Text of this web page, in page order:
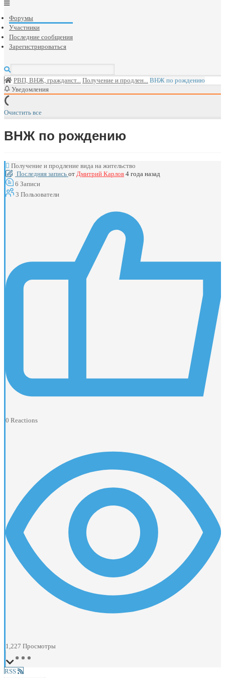
Форумы
Участники
Последние сообщения
Зарегистрироваться
РВП, ВНЖ, гражданст... Получение и продлен... ВНЖ по рождению
Уведомления
Очистить все
ВНЖ по рождению
Получение и продление вида на жительство
Последняя запись от Дмитрий Карлов 4 года назад
6 Записи
3 Пользователи
0 Reactions
1,227 Просмотры
RSS